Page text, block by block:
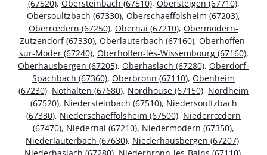
(67520), Obersteinbach (67510), Obersteigen (67710),
Obersoultzbach (67330), Oberschaeffolsheim (67203),
Oberrœdern (67250), Obernai (67210), Obermodern-
Zutzendorf (67330), Oberlauterbach (67160), Oberhoffen-
sur-Moder (67240), Oberhoffen-lès-Wissembourg (67160),
Oberhausbergen (67205), Oberhaslach (67280), Oberdorf-
Spachbach (67360), Oberbronn (67110), Obenheim
(67230), Nothalten (67680), Nordhouse (67150), Nordheim
(67520), Niedersteinbach (67510), Niedersoultzbach
(67330), Niederschaeffolsheim (67500), Niederrœdern
(67470), Niedernai (67210), Niedermodern (67350),
Niederlauterbach (67630), Niederhausbergen (67207),